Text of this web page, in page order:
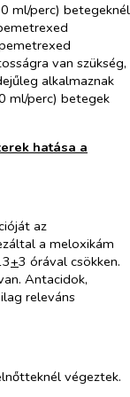
ml/perc) betegeknél
van szükség,
alkalmaznak
ml/perc) betegek
hatása a
az
a meloxikám
+3 órával csökken.
Antacidok,
releváns
végeztek.